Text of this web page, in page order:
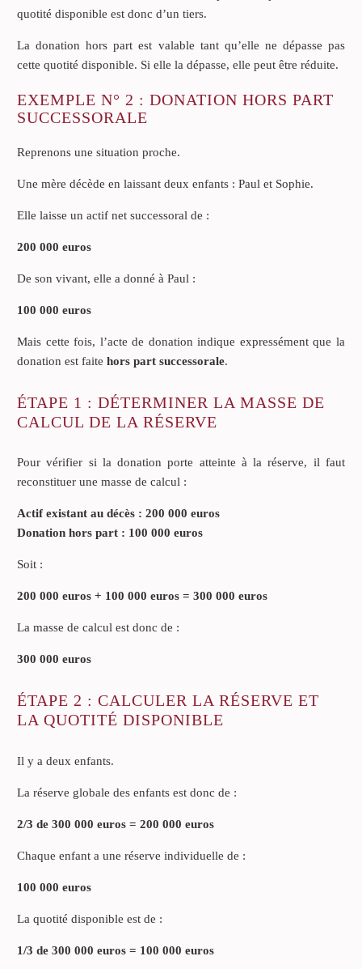
quotité disponible est donc d’un tiers.
La donation hors part est valable tant qu’elle ne dépasse pas
cette quotité disponible. Si elle la dépasse, elle peut être réduite.
EXEMPLE N° 2 : DONATION HORS PART
SUCCESSORALE
Reprenons une situation proche.
Une mère décède en laissant deux enfants : Paul et Sophie.
Elle laisse un actif net successoral de :
200 000 euros
De son vivant, elle a donné à Paul :
100 000 euros
Mais cette fois, l’acte de donation indique expressément que la
donation est faite hors part successorale.
ÉTAPE 1 : DÉTERMINER LA MASSE DE
CALCUL DE LA RÉSERVE
Pour vérifier si la donation porte atteinte à la réserve, il faut
reconstituer une masse de calcul :
Actif existant au décès : 200 000 euros
Donation hors part : 100 000 euros
Soit :
200 000 euros + 100 000 euros = 300 000 euros
La masse de calcul est donc de :
300 000 euros
ÉTAPE 2 : CALCULER LA RÉSERVE ET
LA QUOTITÉ DISPONIBLE
Il y a deux enfants.
La réserve globale des enfants est donc de :
2/3 de 300 000 euros = 200 000 euros
Chaque enfant a une réserve individuelle de :
100 000 euros
La quotité disponible est de :
1/3 de 300 000 euros = 100 000 euros